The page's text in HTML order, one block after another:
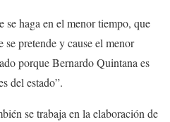
se haga en el menor tiempo, que
se pretende y cause el menor
porque Bernardo Quintana es
del estado”.
se trabaja en la elaboración de